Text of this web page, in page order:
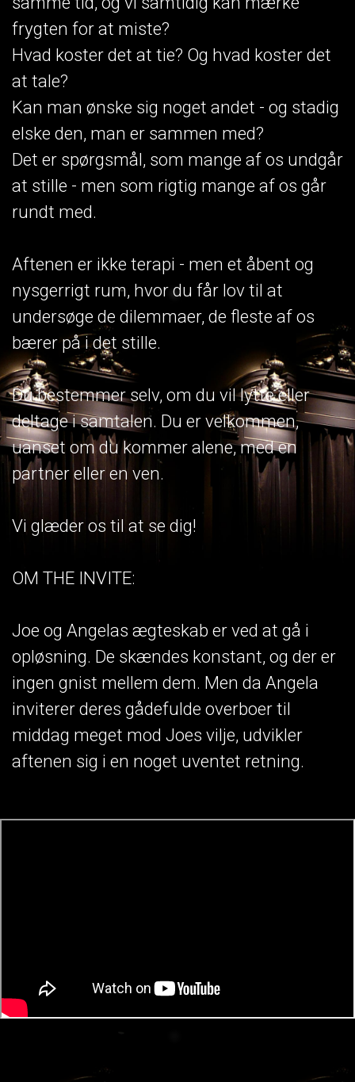
frygten for at miste?
Hvad koster det at tie? Og hvad koster det
at tale?
Kan man ønske sig noget andet - og stadig
elske den, man er sammen med?
Det er spørgsmål, som mange af os undgår
at stille - men som rigtig mange af os går
rundt med.
Aftenen er ikke terapi - men et åbent og
nysgerrigt rum, hvor du får lov til at
undersøge de dilemmaer, de fleste af os
bærer på i det stille.
Du bestemmer selv, om du vil lytte eller
deltage i samtalen. Du er velkommen,
uanset om du kommer alene, med en
partner eller en ven.
Vi glæder os til at se dig!
OM THE INVITE:
Joe og Angelas ægteskab er ved at gå i
opløsning. De skændes konstant, og der er
ingen gnist mellem dem. Men da Angela
inviterer deres gådefulde overboer til
middag meget mod Joes vilje, udvikler
aftenen sig i en noget uventet retning.